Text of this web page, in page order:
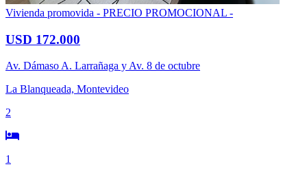
Vivienda promovida - PRECIO PROMOCIONAL -
USD 172.000
Av. Dámaso A. Larrañaga y Av. 8 de octubre
La Blanqueada, Montevideo
2
1